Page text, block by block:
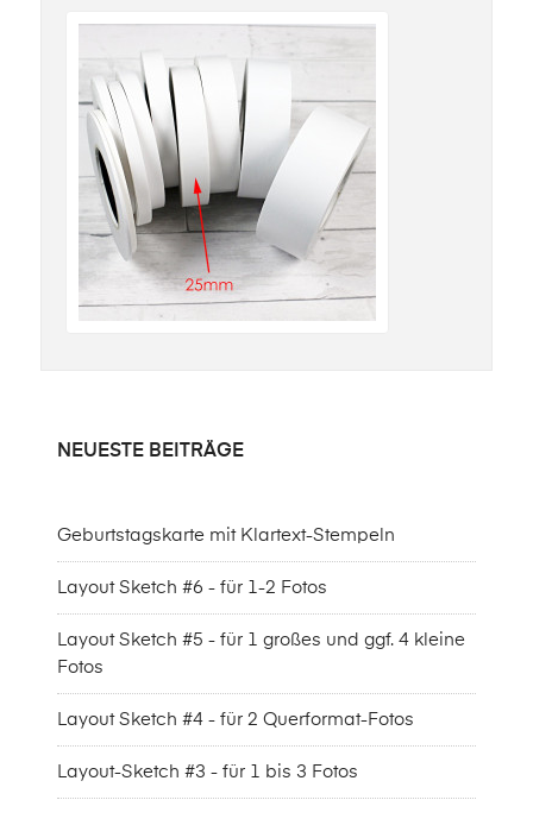
NEUESTE BEITRÄGE
Geburtstagskarte mit Klartext-Stempeln
Layout Sketch #6 - für 1-2 Fotos
Layout Sketch #5 - für 1 großes und ggf. 4 kleine
Fotos
Layout Sketch #4 - für 2 Querformat-Fotos
Layout-Sketch #3 - für 1 bis 3 Fotos